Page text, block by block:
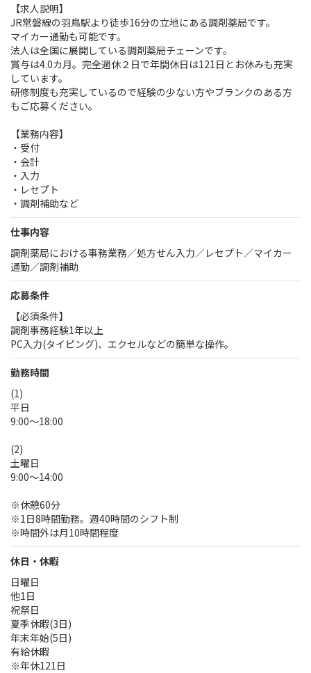
【求人説明】
JR常磐線の羽鳥駅より徒歩16分の立地にある調剤薬局です。
マイカー通勤も可能です。
法人は全国に展開している調剤薬局チェーンです。
賞与は4.0カ月。完全週休２日で年間休日は121日とお休みも充実
しています。
研修制度も充実しているので経験の少ない方やブランクのある方
もご応募ください。
【業務内容】
・受付
・会計
・入力
・レセプト
・調剤補助など
仕事内容
調剤薬局における事務業務／処方せん入力／レセプト／マイカー
通勤／調剤補助
応募条件
【必須条件】
調剤事務経験1年以上
PC入力(タイピング)、エクセルなどの簡単な操作。
勤務時間
(1)
平日
9:00～18:00
(2)
土曜日
9:00～14:00
※休憩60分
※1日8時間勤務。週40時間のシフト制
※時間外は月10時間程度
休日・休暇
日曜日
他1日
祝祭日
夏季休暇(3日)
年末年始(5日)
有給休暇
※年休121日